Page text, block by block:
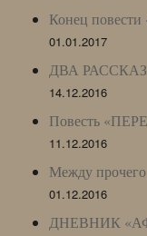
Конец
01.01.2017
ДВА
14.12.2016
Повесть
11.12.2016
Между
01.12.2016
ДНЕВНИК